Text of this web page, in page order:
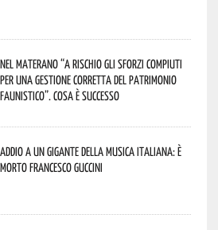
Nel materano “a rischio gli sforzi compiuti
per una gestione corretta del patrimonio
faunistico”. Cosa è successo
Addio a un gigante della musica italiana: è
morto Francesco Guccini